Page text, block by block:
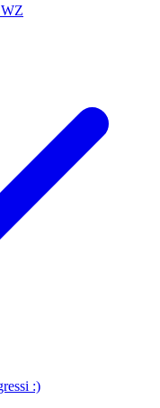
:)